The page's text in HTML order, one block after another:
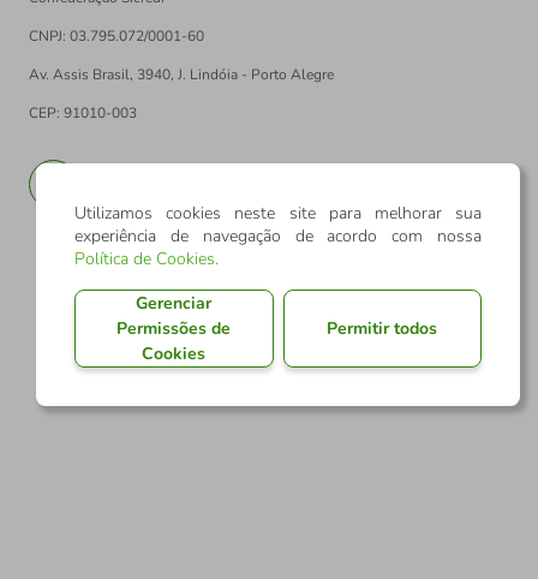
CNPJ: 03.795.072/0001-60
Av. Assis Brasil, 3940, J. Lindóia - Porto Alegre
CEP: 91010-003
Utilizamos cookies neste site para melhorar sua
experiência de navegação de acordo com nossa
Política de Cookies.
Gerenciar
Permissões de
Cookies
Permitir todos